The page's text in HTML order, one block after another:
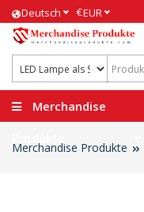
Deutsch €EUR
Merchandise
Merchandise Produkte